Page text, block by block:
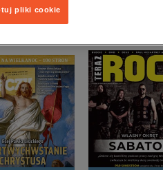
pliki cookie